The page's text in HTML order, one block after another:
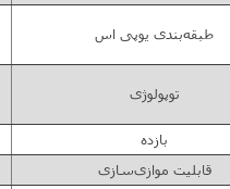
طبقه‌بندی یوپی اس
توپولوژی
بازده
قابلیت موازی‌سازی